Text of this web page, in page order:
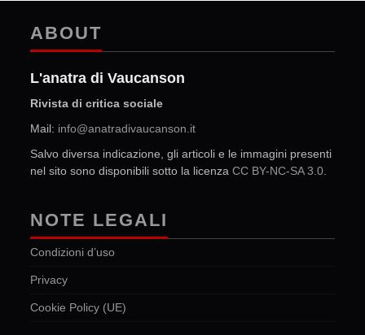
ABOUT
L'anatra di Vaucanson
Rivista di critica sociale
Mail: info@anatradivaucanson.it
Salvo diversa indicazione, gli articoli e le immagini presenti
nel sito sono disponibili sotto la licenzaCC BY-NC-SA 3.0
NOTE LEGALI
Condizioni d’uso
Privacy
Cookie Policy (UE)